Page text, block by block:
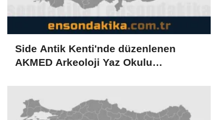
Side Antik Kenti'nde düzenlenen
AKMED Arkeoloji Yaz Okulu